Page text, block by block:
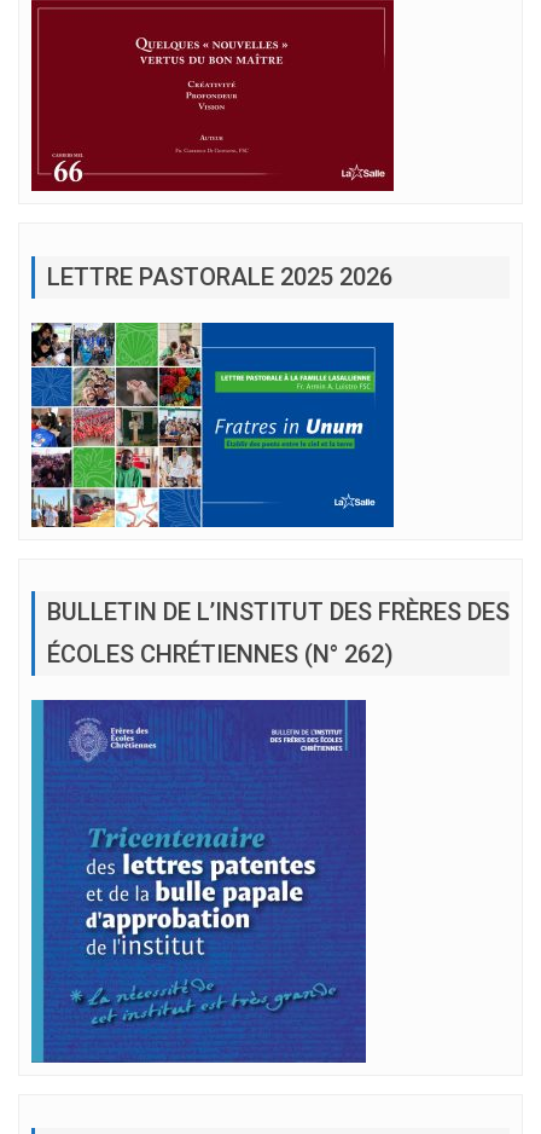
LETTRE PASTORALE 2025 2026
BULLETIN DE L’INSTITUT DES FRÈRES DES
ÉCOLES CHRÉTIENNES (N° 262)